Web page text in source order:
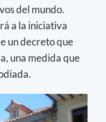
del mundo.
a la iniciativa
un decreto que
una medida que